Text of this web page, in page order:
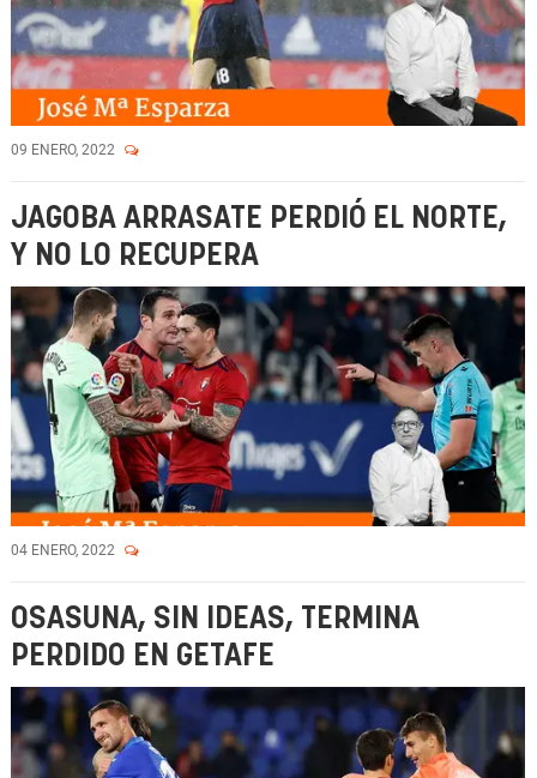
09 ENERO, 2022
JAGOBA ARRASATE PERDIÓ EL NORTE,
Y NO LO RECUPERA
04 ENERO, 2022
OSASUNA, SIN IDEAS, TERMINA
PERDIDO EN GETAFE